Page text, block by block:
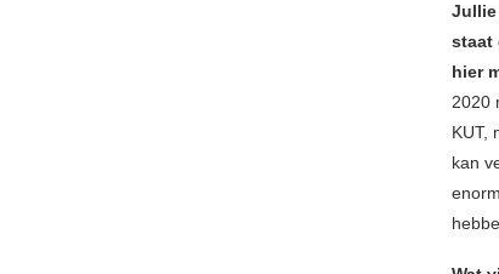
Jullie
staat
hier
2020
KUT,
kan